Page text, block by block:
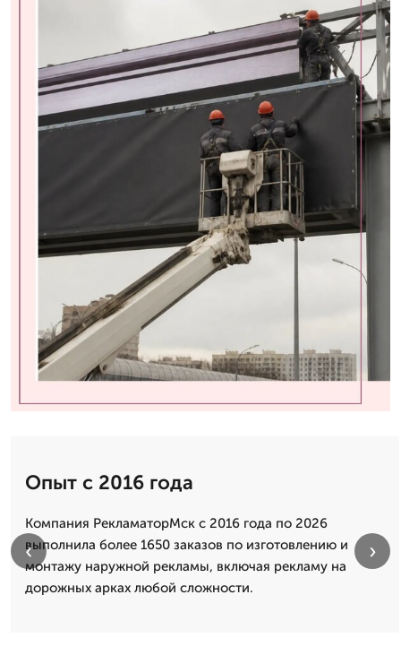
Опыт с 2016 года
Компания РекламаторМск с 2016 года по 2026
выполнила более 1650 заказов по изготовлению и
монтажу наружной рекламы, включая рекламу на
дорожных арках любой сложности.
‹ ›